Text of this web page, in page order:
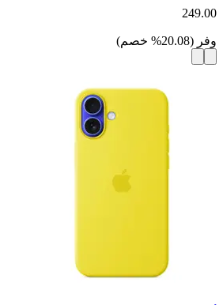
249.00
وفر (
20.08
% خصم)